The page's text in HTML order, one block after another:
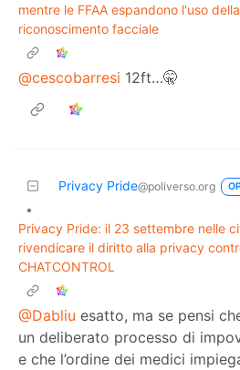
mentre le FFAA espandono l'uso
riconoscimento facciale
@cescobarresi 12ft…🤫
Privacy Pride@poliverso.org
•
Privacy Pride: il 23 settembre nelle
rivendicare il diritto alla privacy
CHATCONTROL
@Dabliu esatto, ma se pensi
un deliberato processo di
e che l’ordine dei medici